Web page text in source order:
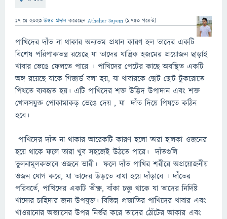
17 মে 2023 উত্তর প্রদান করেছেন Athaher Sayem (1,750 পয়েন্ট)
পাখিদের দাঁত না থাকার অন্যতম প্রধান কারণ হল তাদের একটি
বিশেষ পরিপাকতন্ত্র রয়েছে যা তাদের যান্ত্রিক হজমের প্রয়োজন ছাড়াই
খাবার ভেঙে ফেলতে পারে । পাখিদের পেটের কাছে অবস্থিত একটি
অঙ্গ রয়েছে যাকে গিজার্ড বলা হয়, যা খাবারকে ছোট ছোট টুকরোতে
পিষতে ব্যবহৃত হয়। এটি পাখিদের শক্ত উদ্ভিদ উপাদান এবং শক্ত
খোলসযুক্ত পোকামাকড় ভেঙে দেয় , যা দাঁত দিয়ে পিষতে কঠিন
হবে।
পাখিদের দাঁত না থাকার আরেকটি কারণ হলো তারা হালকা ওজনের
হয়ে থাকে ফলে তারা খুব সহজেই উঠতে পারে। দাঁতগুলি
তুলনামূলকভাবে ওজনে ভারী। ফলে দাঁত পাখির শরীরে অপ্রয়োজনীয়
ওজন যোগ করে, যা তাদের উড়তে বাধা হয়ে দাঁড়াবে । দাঁতের
পরিবর্তে, পাখিদের একটি তীক্ষ্ণ, বাঁকা চঞ্চু থাকে যা তাদের নির্দিষ্ট
খাদ্যের চাহিদার জন্য উপযুক্ত। বিভিন্ন প্রজাতির পাখিদের খাবার এবং
খাওয়ানোর অভ্যাসের উপর নির্ভর করে তাদের ঠোঁটের আকার এবং